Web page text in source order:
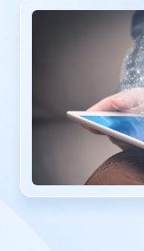
关于东信